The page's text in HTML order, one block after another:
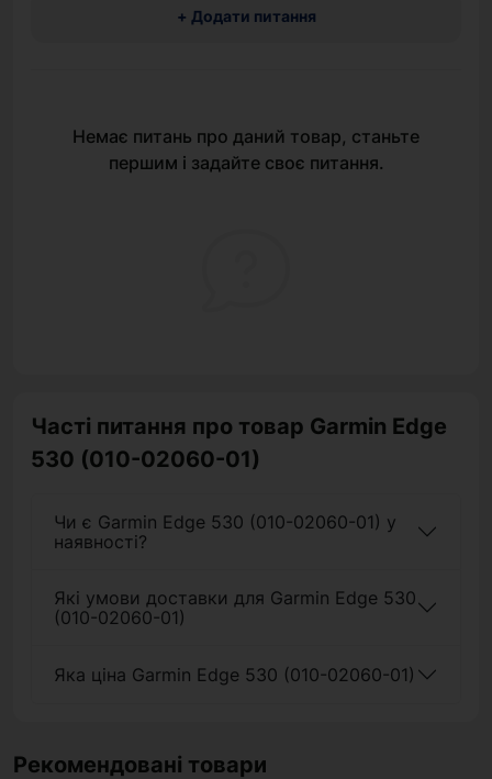
+ Додати питання
Немає питань про даний товар, станьте
першим і задайте своє питання.
Часті питання про товар Garmin Edge
530 (010-02060-01)
Чи є Garmin Edge 530 (010-02060-01) у
наявності?
Які умови доставки для Garmin Edge 530
(010-02060-01)
Яка ціна Garmin Edge 530 (010-02060-01)
Рекомендовані товари